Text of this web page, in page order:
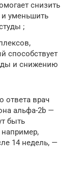
снизить
уменьшить
;
способствует
и снижению
ответа врач
альфа-2b —
быть
14 недель, —